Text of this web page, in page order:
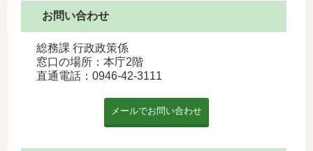
お問い合わせ
総務課 行政政策係
窓口の場所：本庁2階
直通電話： 0946-42-3111